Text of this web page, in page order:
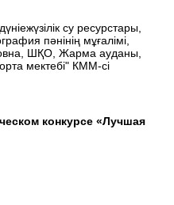
су ресурстары,
пәнінің мұғалімі,
ШҚО, Жарма ауданы,
мектебі" КММ-сі
конкурсе «Лучшая